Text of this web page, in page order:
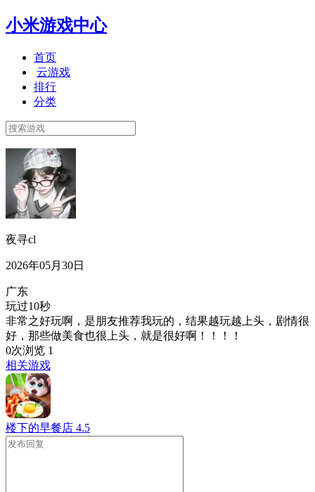
小米游戏中心
首页
云游戏
排行
分类
夜寻cl
2026年05月30日
广东
玩过10秒
非常之好玩啊，是朋友推荐我玩的，结果越玩越上头，剧情很
好，那些做美食也很上头，就是很好啊！！！！
0次浏览 1
相关游戏
楼下的早餐店 4.5